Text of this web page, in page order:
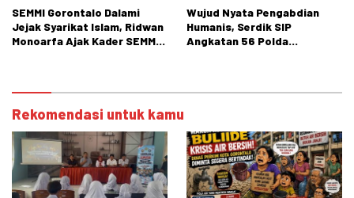
SEMMI Gorontalo Dalami
Jejak Syarikat Islam, Ridwan
Monoarfa Ajak Kader SEMMI
Wujud Nyata Pengabdian
Humanis, Serdik SIP
Angkatan 56 Polda
Rekomendasi untuk kamu